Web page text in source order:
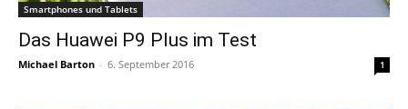
Smartphones und Tablets
Das Huawei P9 Plus im Test
Michael Barton - 6. September 2016 1